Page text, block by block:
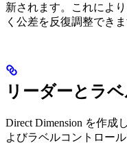
新されます。これによ
く公差を反復調整できま
リーダーとラ
Direct Dimension を作成
よびラベルコントロー